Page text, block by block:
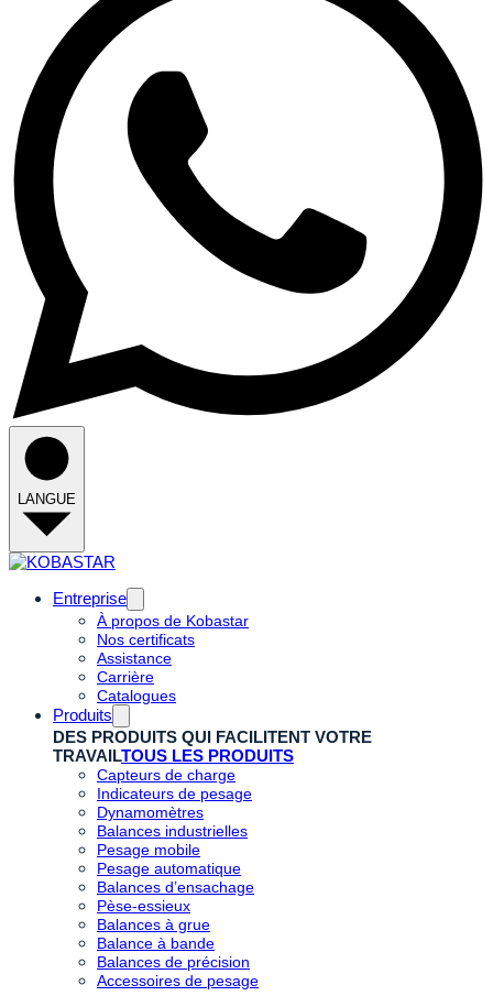
LANGUE
Entreprise
À propos de Kobastar
Nos certificats
Assistance
Carrière
Catalogues
Produits
DES PRODUITS QUI FACILITENT VOTRE
TRAVAILTOUS LES PRODUITS
Capteurs de charge
Indicateurs de pesage
Dynamomètres
Balances industrielles
Pesage mobile
Pesage automatique
Balances d’ensachage
Pèse-essieux
Balances à grue
Balance à bande
Balances de précision
Accessoires de pesage